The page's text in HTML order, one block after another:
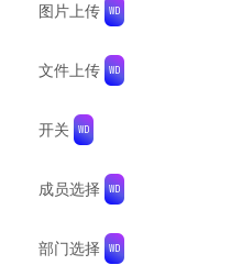
图片上传
文件上传
开关
成员选择
部门选择